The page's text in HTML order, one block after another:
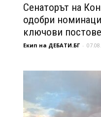
Сенаторът на
одобри
ключови постове
Екип на ДЕБАТИ.БГ -